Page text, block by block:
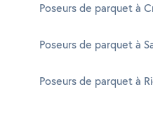
Poseurs de parquet à
Poseurs de parquet à
Poseurs de parquet à